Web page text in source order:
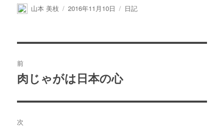
投
山本 美枝
投
2016年11月10日
カ
日記
稿
ビ
前
前
投
稿:
肉じゃがは日本の心
次